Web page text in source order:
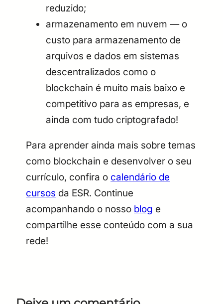
reduzido;
armazenamento em nuvem — o
custo para armazenamento de
arquivos e dados em sistemas
descentralizados como o
blockchain é muito mais baixo e
competitivo para as empresas, e
ainda com tudo criptografado!
Para aprender ainda mais sobre temas
como blockchain e desenvolver o seu
currículo, confira o calendário de
cursos da ESR. Continue
acompanhando o nosso blog e
compartilhe esse conteúdo com a sua
rede!